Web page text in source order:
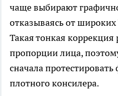
чаще выбирают
отказываясь от
Такая тонкая
пропорции лица,
сначала
плотного консилера.